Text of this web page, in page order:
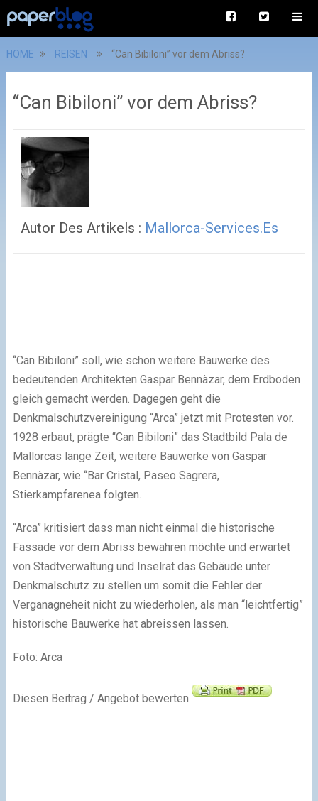
HOME REISEN “Can Bibiloni” vor dem Abriss?
“Can Bibiloni” vor dem Abriss?
Autor Des Artikels : Mallorca-Services.es
“Can Bibiloni” soll, wie schon weitere Bauwerke des
bedeutenden Architekten Gaspar Bennàzar, dem Erdboden
gleich gemacht werden. Dagegen geht die
Denkmalschutzvereinigung “Arca” jetzt mit Protesten vor.
1928 erbaut, prägte “Can Bibiloni” das Stadtbild Pala de
Mallorcas lange Zeit, weitere Bauwerke von Gaspar
Bennàzar, wie “Bar Cristal, Paseo Sagrera,
Stierkampfarenea folgten.
“Arca” kritisiert dass man nicht einmal die historische
Fassade vor dem Abriss bewahren möchte und erwartet
von Stadtverwaltung und Inselrat das Gebäude unter
Denkmalschutz zu stellen um somit die Fehler der
Verganagneheit nicht zu wiederholen, als man “leichtfertig”
historische Bauwerke hat abreissen lassen.
Foto: Arca
Diesen Beitrag / Angebot bewerten